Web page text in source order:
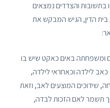
והצדדים נמצאים
בית הדין, הגיש המבקש את
ומשפחתה באים כאקט שיש בו
לילדה וכאחראי לילדה,
שידוכים המוצעים לאב, וזאת
תשמר לאם הזכות לבדה,